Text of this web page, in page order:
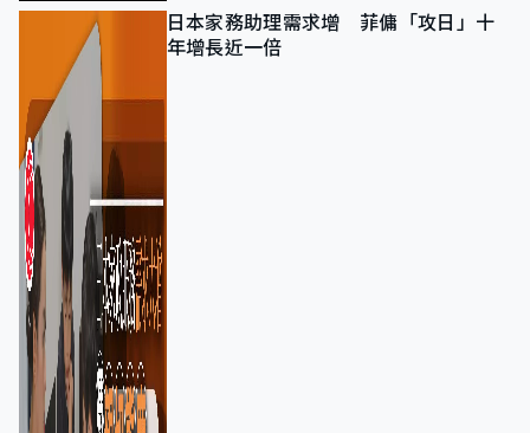
日本家務助理需求增 菲傭「攻日」十
年增長近一倍